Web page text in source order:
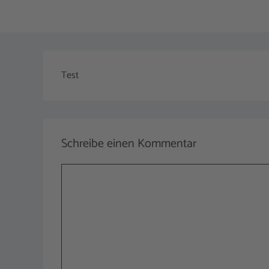
Test
Schreibe einen Kommentar
Kommentar